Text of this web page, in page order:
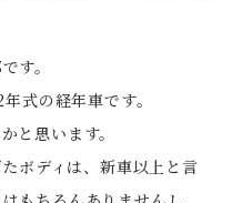
す。
式の経年車です。
と思います。
ボディは、新車以上と言